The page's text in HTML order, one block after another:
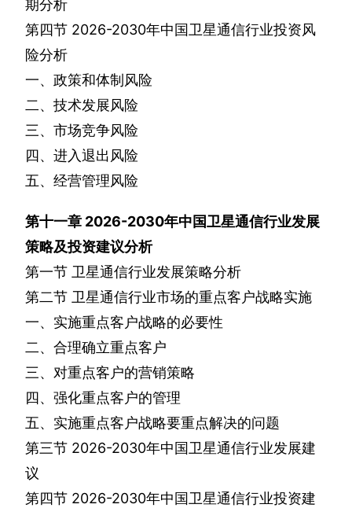
期分析
第四节 2026-2030年中国卫星通信行业投资风
险分析
一、政策和体制风险
二、技术发展风险
三、市场竞争风险
四、进入退出风险
五、经营管理风险
第十一章 2026-2030年中国卫星通信行业发展
策略及投资建议分析
第一节 卫星通信行业发展策略分析
第二节 卫星通信行业市场的重点客户战略实施
一、实施重点客户战略的必要性
二、合理确立重点客户
三、对重点客户的营销策略
四、强化重点客户的管理
五、实施重点客户战略要重点解决的问题
第三节 2026-2030年中国卫星通信行业发展建
议
第四节 2026-2030年中国卫星通信行业投资建